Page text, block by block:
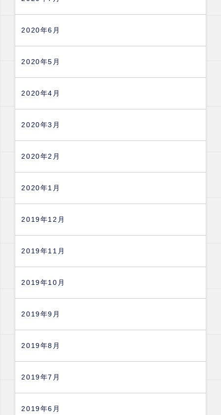
2020年6月
2020年5月
2020年4月
2020年3月
2020年2月
2020年1月
2019年12月
2019年11月
2019年10月
2019年9月
2019年8月
2019年7月
2019年6月